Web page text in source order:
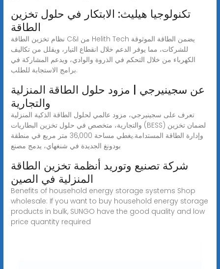
تكنولوجيا هيليث: الابتكار في حلول تخزين
الطاقة
نظام تخزين الطاقة C&I من Helith Tech يضمن الطاقة الموثوقة
للشركات، مما يوفر الدعم خلال انقطاع التيار، ويقلل من تكاليف
الكهرباء من خلال التحكم في الذروة والوادي، ويدعم المشاركة في
برامج الاستجابة للطلب.
عن سجينيرجي | مزود حلول الطاقة المنزلية
والتجارية
تعرف على سجينيرجي، مزود عالمي لحلول الطاقة الذكية المنزلية
والتجارية، متخصص في حلول تخزين البطاريات (BESS) لضمان تخزين
وإدارة الطاقة المستدامة.يغطي مساحة 36,000 متر مربع في منطقة
بودونغ الجديدة في شنغهاي، يدمج مصنع
شركة تصنيع وتوريد أنظمة تخزين الطاقة
المنزلية في الصين
Benefits of household energy storage systems Shop
wholesale: If you want to buy household energy storage
products in bulk, SUNGO have the good quality and low
price quantity required